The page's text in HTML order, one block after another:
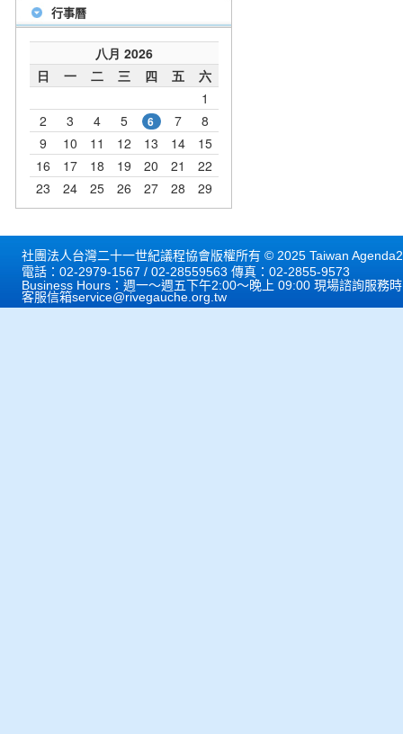
行事曆
社團法人台灣二十一世紀議程協會版權所有 © 2025 Taiwan
電話：02-2979-1567 / 02-28559563 傳真：02-2855-9573
Business Hours：週一～週五下午2:00～晚上 09:00 現場諮詢服務
客服信箱service@rivegauche.org.tw